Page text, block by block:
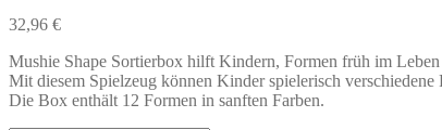
32,96 €
Mushie Shape Sortierbox hilft Kindern, Formen früh im
Mit diesem Spielzeug können Kinder spielerisch
Die Box enthält 12 Formen in sanften Farben.